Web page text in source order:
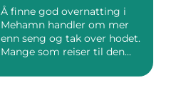
Å finne god overnatting i
Mehamn handler om mer
enn seng og tak over hodet.
Mange som reiser til den...